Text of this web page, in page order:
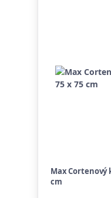
Max Cortenový
cm